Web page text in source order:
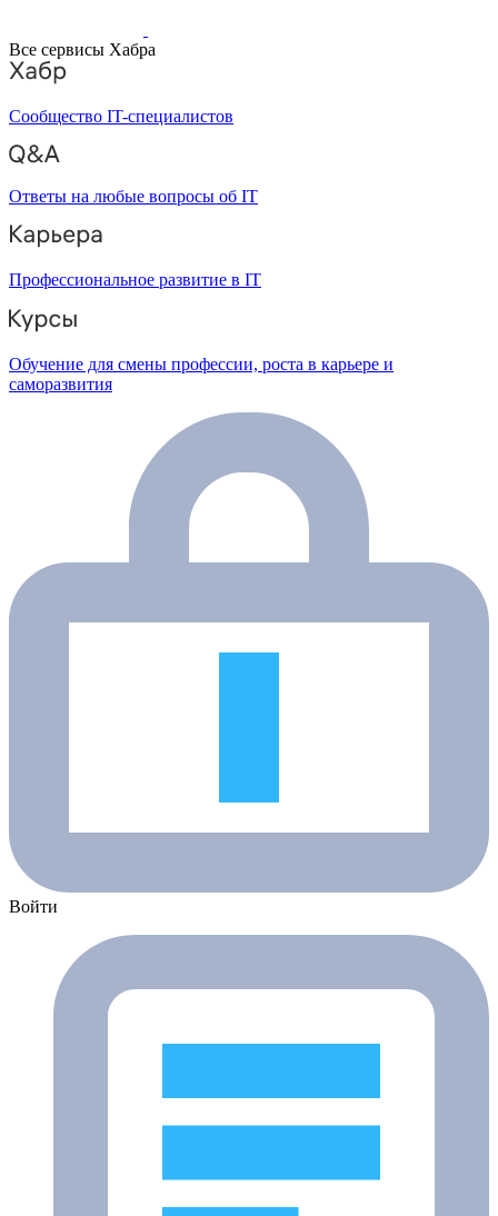
Все сервисы Хабра
Сообщество IT-специалистов
Ответы на любые вопросы об IT
Профессиональное развитие в IT
Обучение для смены профессии, роста в карьере и
саморазвития
Войти